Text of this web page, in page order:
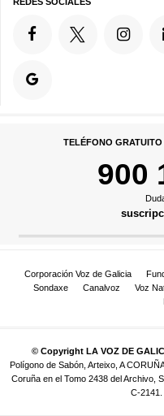
TELÉFONO
900
Corporación Voz de Galicia
Sondaxe
Canalvoz Voz
© Copyright LA VOZ DE
Polígono de Sabón, Arteixo, A
Coruña en el Tomo 2438 del Archivo,
C-2141.